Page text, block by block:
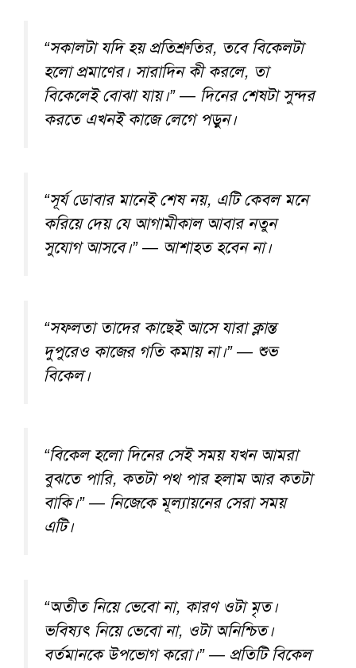
“সকালটা যদি হয় প্রতিশ্রুতির, তবে বিকেলটা
হলো প্রমাণের। সারাদিন কী করলে, তা
বিকেলেই বোঝা যায়।” — দিনের শেষটা সুন্দর
করতে এখনই কাজে লেগে পড়ুন।
“সূর্য ডোবার মানেই শেষ নয়, এটি কেবল মনে
করিয়ে দেয় যে আগামীকাল আবার নতুন
সুযোগ আসবে।” — আশাহত হবেন না।
“সফলতা তাদের কাছেই আসে যারা ক্লান্ত
দুপুরেও কাজের গতি কমায় না।” — শুভ
বিকেল।
“বিকেল হলো দিনের সেই সময় যখন আমরা
বুঝতে পারি, কতটা পথ পার হলাম আর কতটা
বাকি।” — নিজেকে মূল্যায়নের সেরা সময়
এটি।
“অতীত নিয়ে ভেবো না, কারণ ওটা মৃত।
ভবিষ্যৎ নিয়ে ভেবো না, ওটা অনিশ্চিত।
বর্তমানকে উপভোগ করো।” — প্রতিটি বিকেল